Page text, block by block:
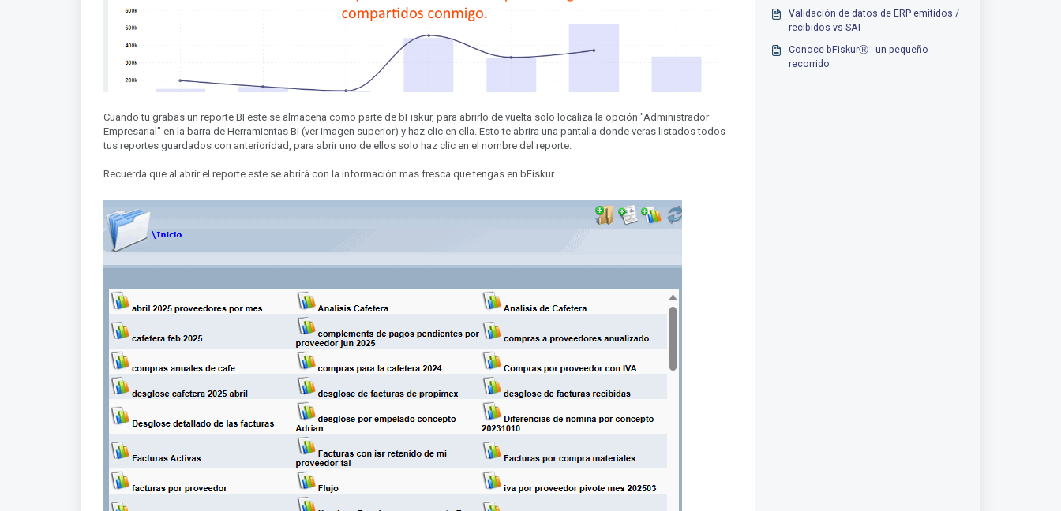
Cuando tu grabas un reporte BI este se almacena como parte de bFiskur, para abrirlo de vuelta solo localiza la opción "Administrador
Empresarial" en la barra de Herramientas BI (ver imagen superior) y haz clic en ella. Esto te abrira una pantalla donde veras listados todos
tus reportes guardados con anterioridad, para abrir uno de ellos solo haz clic en el nombre del reporte.
Recuerda que al abrir el reporte este se abrirá con la información mas fresca que tengas en bFiskur.
Validación de datos de ERP emitidos /
recibidos vs SAT
Conoce bFiskurⓇ - un pequeño
recorrido